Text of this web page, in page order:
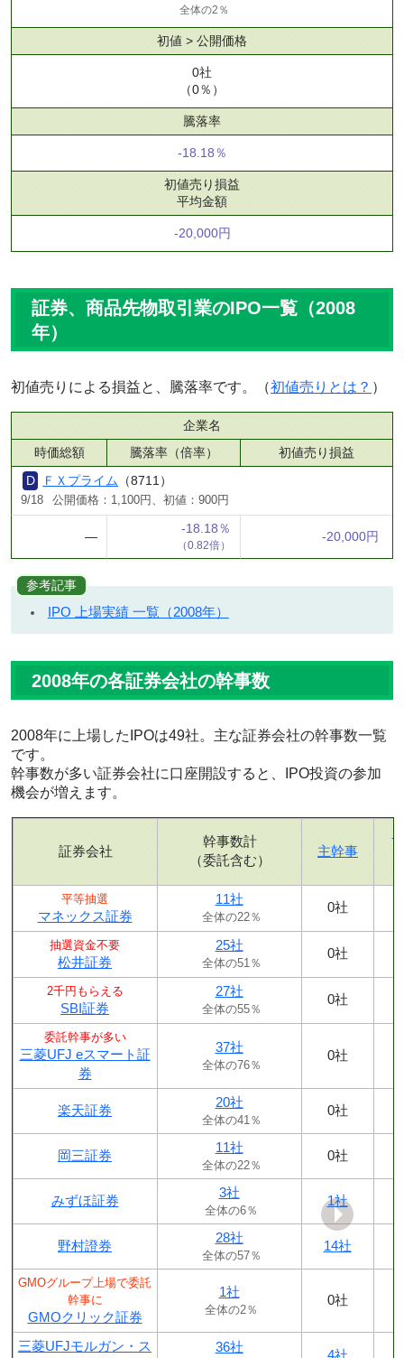
全体の2％
初値 > 公開価格
0社
（0％）
騰落率
-18.18％
初値売り損益
平均金額
-20,000円
証券、商品先物取引業のIPO一覧（2008
年）
初値売りによる損益と、騰落率です。（初値売りとは？ ）
企業名
時価総額
騰落率（倍率）
初値売り損益
ＦＸプライム （8711）
9/18 公開価格：1,100円、初値：900円
―
-18.18％
（0.82倍）
-20,000円
参考記事
IPO 上場実績 一覧（2008年）
2008年の各証券会社の幹事数
2008年に上場したIPOは49社。主な証券会社の幹事数一覧
です。
幹事数が多い証券会社に口座開設すると、IPO投資の参加
機会が増えます。
証券会社
幹事数計
（委託含む）
主幹事
平等抽選
マネックス証券
11社
全体の22％
0社
抽選資金不要
松井証券
25社
全体の51％
0社
2千円もらえる
SBI証券
27社
全体の55％
0社
委託幹事が多い
三菱UFJ eスマート証
券
37社
全体の76％
0社
楽天証券
20社
全体の41％
0社
岡三証券
11社
全体の22％
0社
みずほ証券
3社
全体の6％
1社
野村證券
28社
全体の57％
14社
GMOグループ上場で委託
幹事に
GMOクリック証券
1社
全体の2％
0社
三菱UFJモルガン・ス
36社